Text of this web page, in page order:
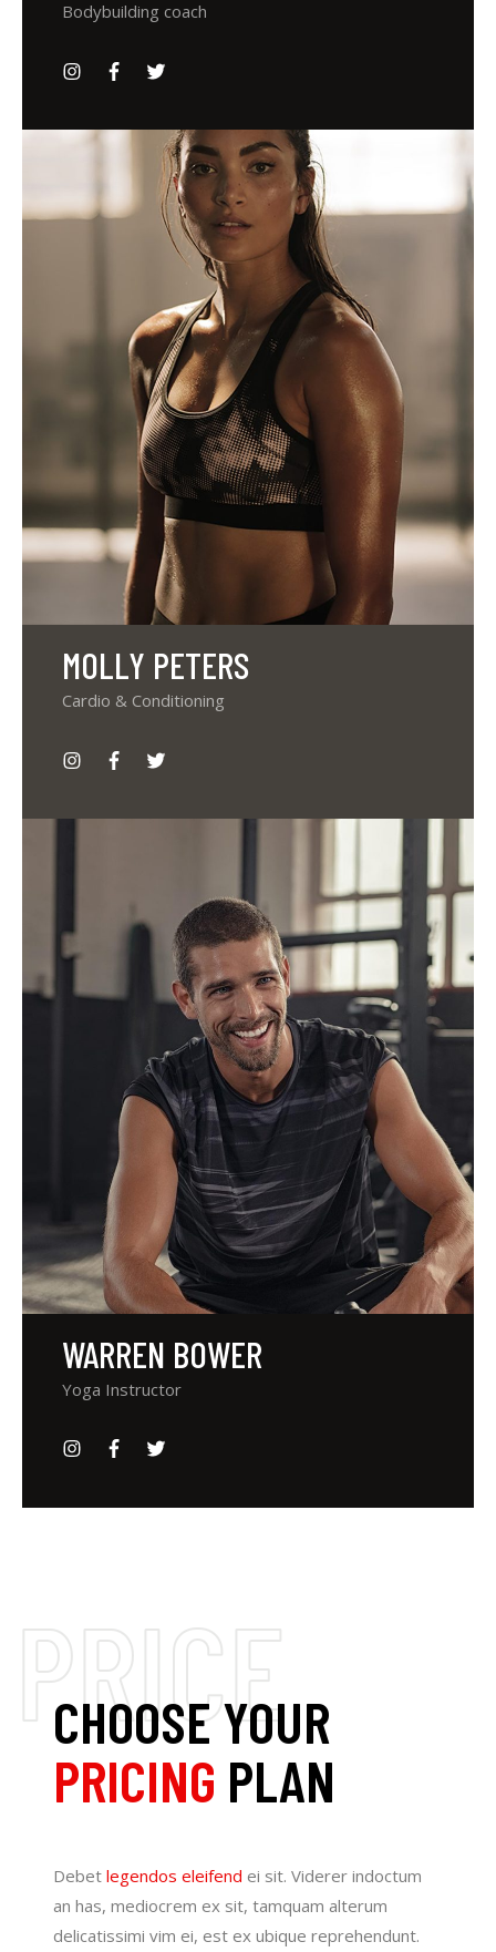
Bodybuilding coach
MOLLY PETERS
Cardio & Conditioning
WARREN BOWER
Yoga Instructor
CHOOSE YOUR
PRICING PLAN
Debetlegendos eleifend ei sit. Viderer indoctum
an has, mediocrem ex sit, tamquam alterum
delicatissimi vim ei, est ex ubique reprehendunt.